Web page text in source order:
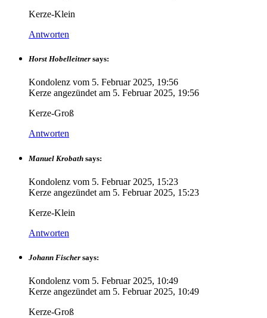
Kerze-Klein
Antworten
Horst Hobelleitner says:
Kondolenz vom 5. Februar 2025, 19:56
Kerze angezündet am 5. Februar 2025, 19:56
Kerze-Groß
Antworten
Manuel Krobath says:
Kondolenz vom 5. Februar 2025, 15:23
Kerze angezündet am 5. Februar 2025, 15:23
Kerze-Klein
Antworten
Johann Fischer says:
Kondolenz vom 5. Februar 2025, 10:49
Kerze angezündet am 5. Februar 2025, 10:49
Kerze-Groß